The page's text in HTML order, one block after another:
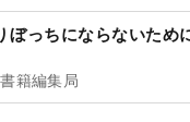
ぼっちにならないため
籍編集局